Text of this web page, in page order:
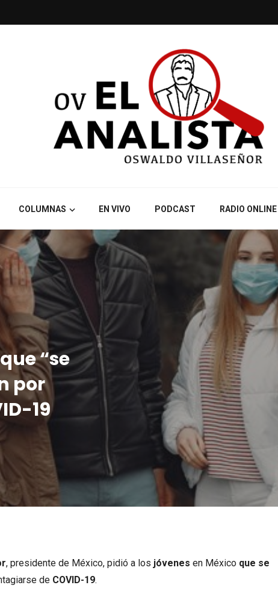
COLUMNAS EN VIVO PODCAST RADIO ONLINE
“se
por
19
, presidente de México, pidió a los jóvenes en México que se
de COVID-19.